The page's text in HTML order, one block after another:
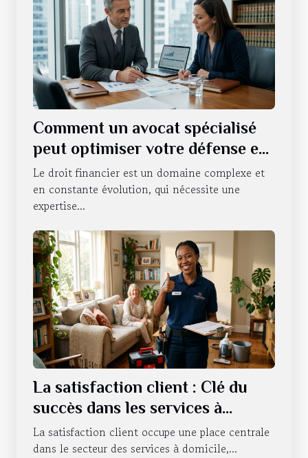
Comment un avocat spécialisé
peut optimiser votre défense en
droit financier ?
Le droit financier est un domaine complexe et
en constante évolution, qui nécessite une
expertise...
La satisfaction client : Clé du
succès dans les services à
domicile
La satisfaction client occupe une place centrale
dans le secteur des services à domicile,...